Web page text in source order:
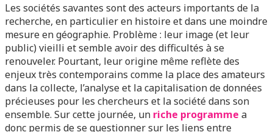
Les sociétés savantes sont des acteurs importants de la
recherche, en particulier en histoire et dans une moindre
mesure en géographie. Problème : leur image (et leur
public) vieilli et semble avoir des difficultés à se
renouveler. Pourtant, leur origine même reflète des
enjeux très contemporains comme la place des amateurs
dans la collecte, l’analyse et la capitalisation de données
précieuses pour les chercheurs et la société dans son
ensemble. Sur cette journée, un riche programme a
donc permis de se questionner sur les liens entre